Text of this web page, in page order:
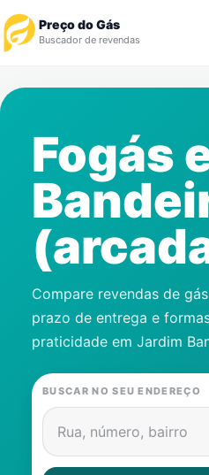
Preço do Gás
Buscador de revendas
Revendedor
Notícias
Cadastre-se
Contatos
Fogás
Compare revendas de
prazo de entrega e
praticidade em Jardim
BUSCAR NO SEU ENDEREÇO
Rua, número, bairro